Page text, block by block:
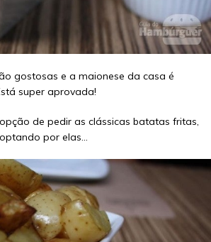
gostosas e a maionese da casa é
super aprovada!
de pedir as clássicas batatas fritas,
por elas…